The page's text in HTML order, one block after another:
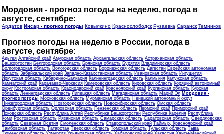
Мордовия - прогноз погоды на неделю, погода в
августе, сентябре:
Ардатов Инсар - прогноз погоды Ковылкино Краснослободск Рузаевка Саранск Темников
Прогноз погоды на неделю в России, погода в
августе, сентябре:
Адыгея Алтайский край Амурская область Архангельская область Астраханская область
Башкортостан Белгородская область Брянская область Бурятия Владимирская область
Волгоградская область Вологодская область Воронежская область Дагестан Еврейская автономная
область Забайкальский край Западно-Казахстанская область Ивановская область Ингушетия
Иркутская область Кабардино-Балкария Калининградская область Калмыкия Калужская область
Камчатский край Карачаево-Черкесия Кемеровская область Кировская область Коряцкий автономный
округ Костромская область Краснодарский край Красноярский край Курганская область Курская
область Ленинградская область Липецкая область Магаданская область Марий Эл Мордовия -
прогноз погоды Московская область Мурманская область Ненецкий автономный округ
Нижегородская область Новгородская область Новосибирская область Омская область
Оренбургская область Орловская область Пензенская область Пермский край Приморский край
Псковская область Республика Алтай Республика Башкортостан Республика Карелия Республика
Коми Ростовская область Рязанская область Самарская область Саратовская область Свердловская
область Северная Осетия Смоленская область Ставропольский край Таймыр, Красноярский край
Тамбовская область Татарстан Тверская область Томская область Тульская область Тыва
Тюменская область Удмуртия Ульяновская область Хабаровский край Хакассия Ханты-Мансийский